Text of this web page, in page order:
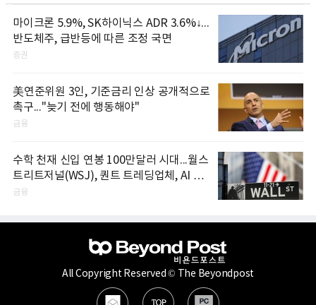
마이크론 5.9%, SK하이닉스 ADR 3.6%↓...
반도체주, 급반등에 따른 조정 국면
증권
美연준위원 3인, 기준금리 인상 공개적으로
촉구..."늦기 전에 행동해야"
금융
수학 천재 신입 연봉 100만달러 시대...월스
트리트저널(WSJ), 퀀트 트레딩업체, AI 기
업들 인재 확보 경쟁
금융
All Copyright Reserved © The Beyondpost